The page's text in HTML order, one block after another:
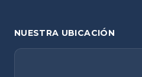
NUESTRA UBICACIÓN